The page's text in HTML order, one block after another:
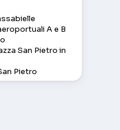
A e B
San Pietro in
Pietro